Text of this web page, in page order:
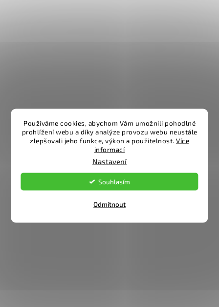
Používáme cookies, abychom Vám umožnili pohodlné
prohlížení webu a díky analýze provozu webu neustále
zlepšovali jeho funkce, výkon a použitelnost. Více
informací
Nastavení
Odmítnout
Souhlasím